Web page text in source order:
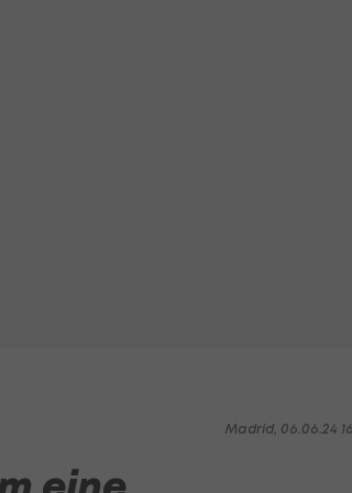
Madrid, 06.06.24